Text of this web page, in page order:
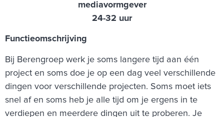
mediavormgever
24-32 uur
Functieomschrijving
Bij Berengroep werk je soms langere tijd aan één
project en soms doe je op een dag veel verschillende
dingen voor verschillende projecten. Soms moet iets
snel af en soms heb je alle tijd om je ergens in te
verdiepen en meerdere dingen uit te proberen. Je